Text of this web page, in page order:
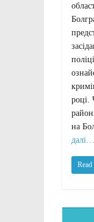
році.
на